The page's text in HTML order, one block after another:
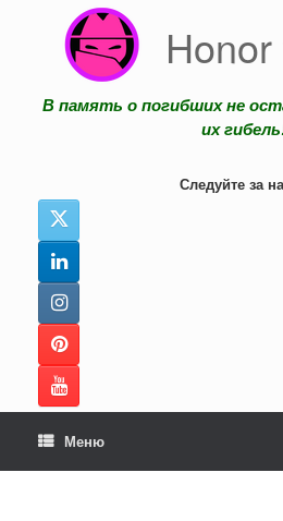
содержанию
В память о погибших не
их
Следуйте за
Меню